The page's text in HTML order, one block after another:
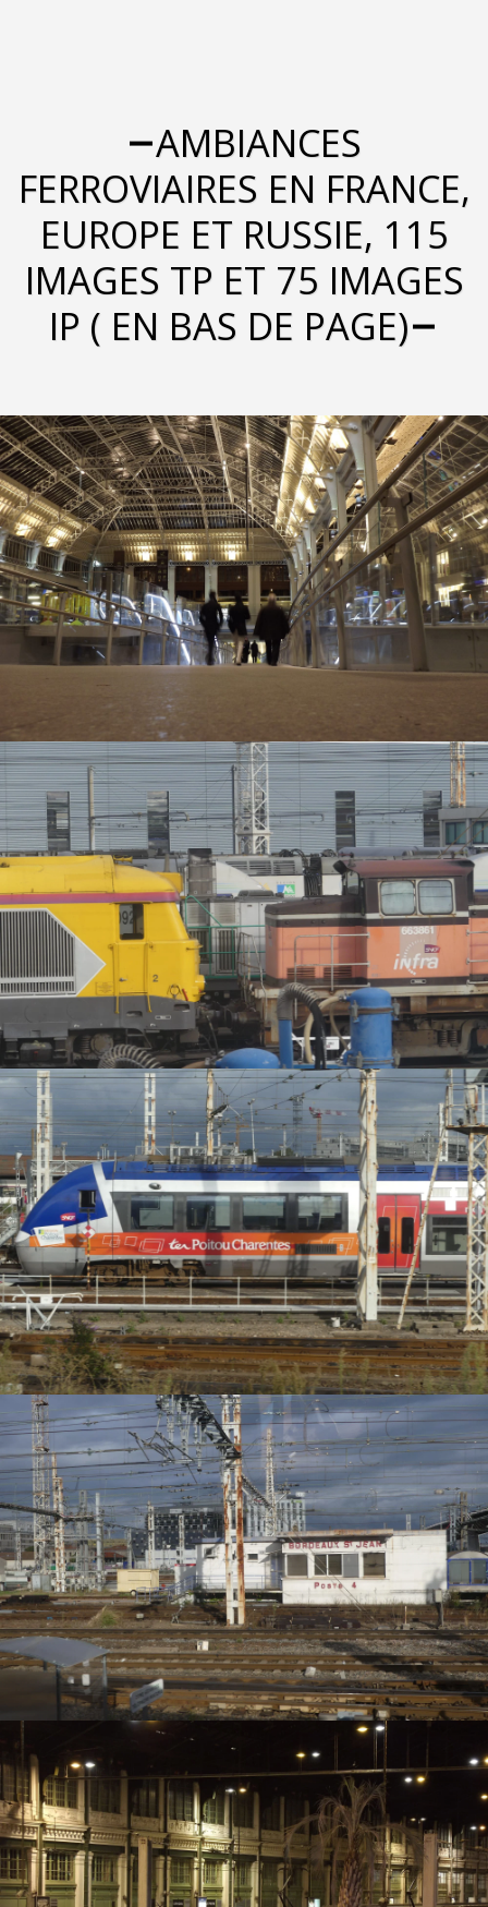
AMBIANCES
FERROVIAIRES EN FRANCE,
EUROPE ET RUSSIE, 115
IMAGES TP ET 75 IMAGES
IP ( EN BAS DE PAGE)